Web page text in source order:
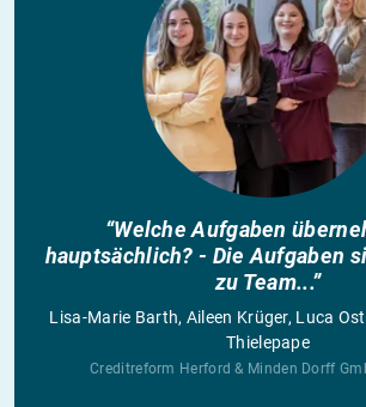
“Welche Aufgaben
hauptsächlich? - Die Aufgaben
zu Team...”
Lisa-Marie Barth, Aileen Krüger, Luca
Thielepape
Creditreform Herford & Minden Dorff